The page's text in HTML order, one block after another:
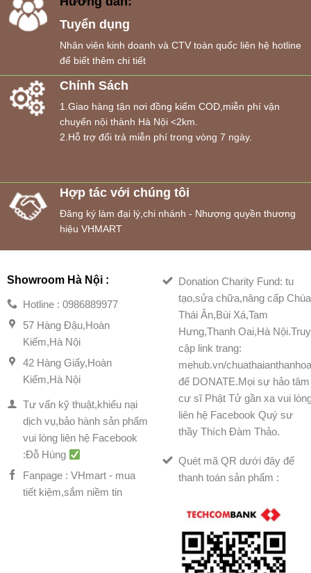
Tuyển dụng
Nhân viên kinh doanh và CTV toàn quốc liên hệ hotline
để biết thêm chi tiết
Chính Sách
1.Giao hàng tận nơi đồng kiểm COD,miễn phí vận
chuyển nội thành Hà Nội <2km.
2.Hỗ trợ đổi trả miễn phí trong vòng 7 ngày.
Hợp tác với chúng tôi
Đăng ký làm đại lý,chi nhánh - Nhượng quyền thương
hiệu VHMART
Showroom Hà Nội :
Hotline : 0986889977
57 Hàng Đậu,Hoàn
Kiếm,Hà Nội
42 Hàng Giấy,Hoàn
Kiếm,Hà Nội
Tư vấn kỹ thuật,khiếu nại
dịch vụ,bảo hành sản phẩm
vui lòng liên hệ Facebook
:Đỗ Hùng
Fanpage : VHmart - mua
tiết kiệm,sắm niềm tin
Donation Charity Fund: tu
tạo,sửa chữa,nâng cấp Chùa
Thái Ân,Bùi Xá,Tam
Hưng,Thanh Oai,Hà Nội.Truy
cập link trang:
mehub.vn/
để DONATE.Mọi sự hảo tâm
cư sĩ Phật Tử gần xa vui
liên hệ Facebook Quý sư
thầy Thích Đàm Thảo.
Quét mã QR dưới đây để
thanh toán sản phẩm :